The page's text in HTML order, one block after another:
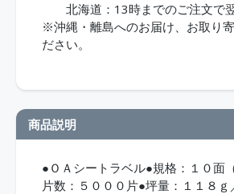
北海道：13時までのご注文で
※沖縄・離島へのお届け、お取り
ださい。
商品説明
●ＯＡシートラベル●規格：１０面
片数：５０００片●坪量：１１８